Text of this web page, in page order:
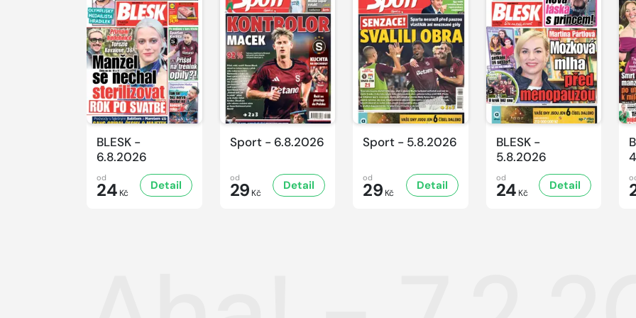
BLESK -
6.8.2026
od
24 Kč
Detail
Sport - 6.8.2026
od
29 Kč
Detail
Sport - 5.8.2026
od
29 Kč
Detail
BLESK -
5.8.2026
od
24 Kč
Detail